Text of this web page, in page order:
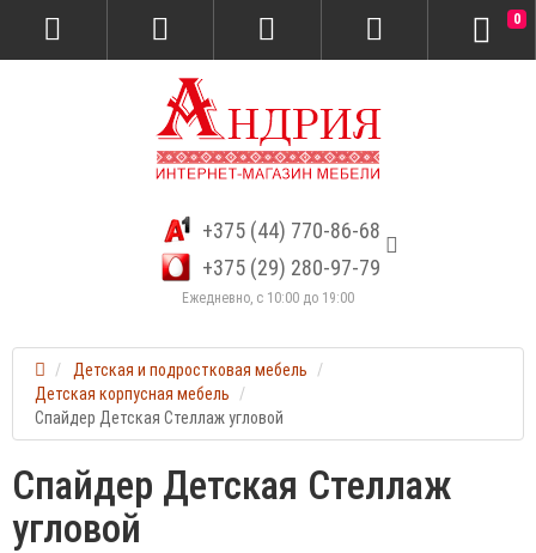
+375 (44) 770-86-68
+375 (29) 280-97-79
Ежедневно, с 10:00 до 19:00
0
Детская и подростковая мебель
Детская корпусная мебель
Спайдер Детская Стеллаж угловой
Спайдер Детская Стеллаж
угловой